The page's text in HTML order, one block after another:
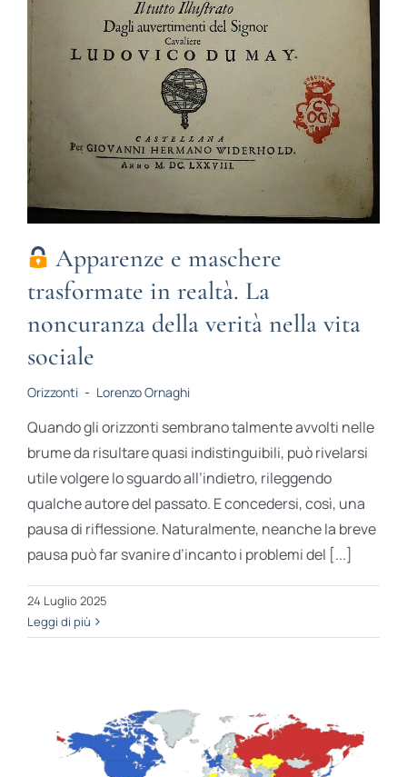
Apparenze e maschere
trasformate in realtà. La
noncuranza della verità nella vita
sociale
Orizzonti - Lorenzo Ornaghi
Quando gli orizzonti sembrano talmente avvolti nelle
brume da risultare quasi indistinguibili, può rivelarsi
utile volgere lo sguardo all’indietro, rileggendo
qualche autore del passato. E concedersi, così, una
pausa di riflessione. Naturalmente, neanche la breve
pausa può far svanire d’incanto i problemi del [...]
24 Luglio 2025
Leggi di più